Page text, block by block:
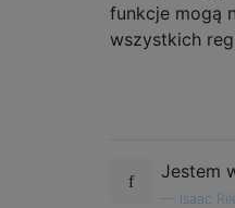
funkcje mogą
wszystkich
Jestem
Isaac